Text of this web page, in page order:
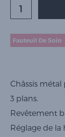
Fauteuil De Soin
Châssis
3 plans.
Revêtement
Réglage de